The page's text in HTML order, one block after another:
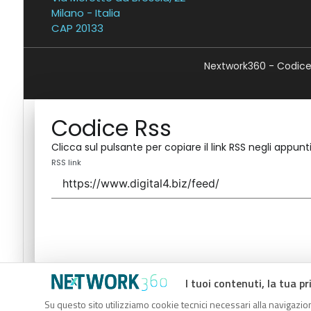
I tuoi contenuti, la tua
Su questo sito utilizziamo cookie tecnici necessari alla
Milano - Italia
CAP 20133
Nextwork360 - Codice
Codice Rss
Clicca sul pulsante per copiare il link RSS negli
RSS link
Codice Rss